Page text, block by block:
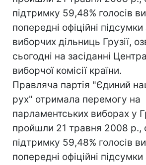
підтримку 59,48% голосів
попередні офіційні підсумки
виборчих дільниць Грузії,
сьогодні на засіданні
виборчої комісії країни.
Правляча партія "Єдиний
рух" отримала перемогу на
парламентських виборах у
пройшли 21 травня 2008 р.,
підтримку 59,48% голосів
попередні офіційні підсумки